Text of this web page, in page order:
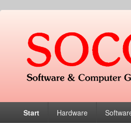
soco
Start Hardware